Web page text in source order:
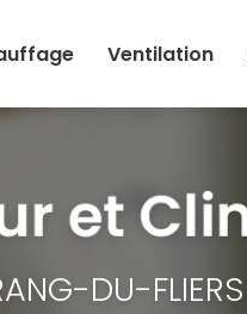
Ventilation
DU-FLIERS